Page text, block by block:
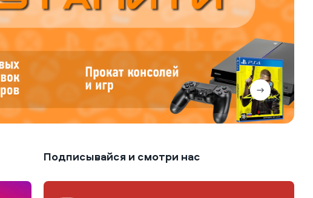
Подписывайся и смотри нас